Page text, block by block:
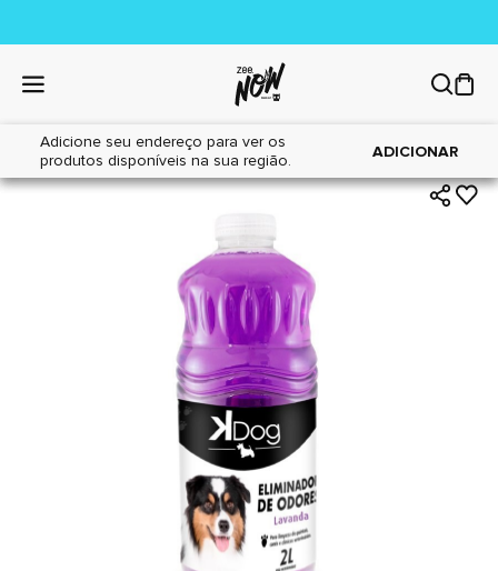
Adicione seu endereço para ver os
produtos disponíveis na sua região.
ADICIONAR
Home|Cães|Higiene